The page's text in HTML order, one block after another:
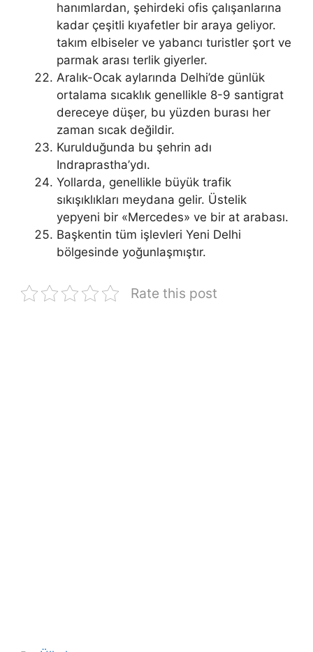
hanımlardan, şehirdeki ofis çalışanlarına
kadar çeşitli kıyafetler bir araya geliyor.
takım elbiseler ve yabancı turistler şort ve
parmak arası terlik giyerler.
Aralık-Ocak aylarında Delhi’de günlük
ortalama sıcaklık genellikle 8-9 santigrat
dereceye düşer, bu yüzden burası her
zaman sıcak değildir.
Kurulduğunda bu şehrin adı
Indraprastha’ydı.
Yollarda, genellikle büyük trafik
sıkışıklıkları meydana gelir. Üstelik
yepyeni bir «Mercedes» ve bir at arabası.
Başkentin tüm işlevleri Yeni Delhi
bölgesinde yoğunlaşmıştır.
Rate this post